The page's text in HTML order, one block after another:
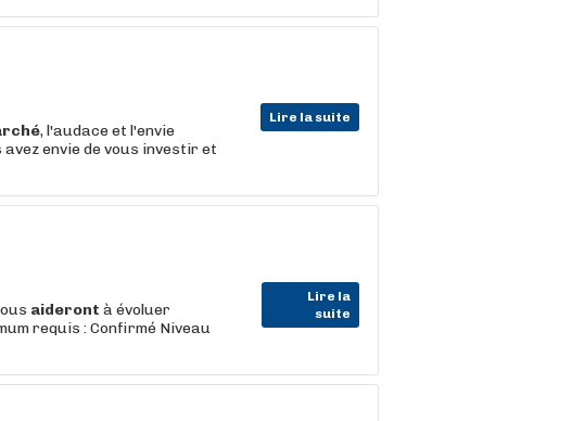
Lire la suite
, l'audace et l'envie
envie de vous investir et
Lire la
suite
aideront à évoluer
requis : Confirmé Niveau